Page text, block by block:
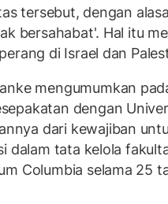
tersebut, dengan
bersahabat'. Hal itu
di Israel dan
mengumumkan
dengan
dari kewajiban
dalam tata kelola
Columbia selama 25